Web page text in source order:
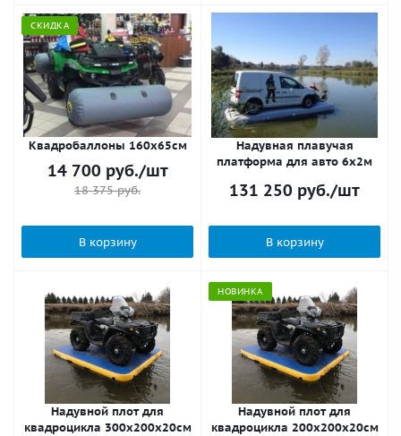
СКИДКА
Квадробаллоны 160х65см
14 700 руб./шт
18 375руб.
В корзину
Надувная плавучая
платформа для авто 6х2м
131 250 руб./шт
В корзину
Надувной плот для
квадроцикла 300х200х20см
НОВИНКА
Надувной плот для
квадроцикла 200х200х20см